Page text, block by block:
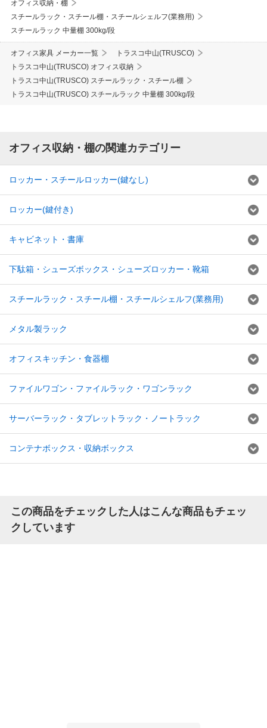
オフィス収納・棚
スチールラック・スチール棚・スチールシェルフ(業務用)
スチールラック 中量棚 300kg/段
オフィス家具 メーカー一覧
トラスコ中山(TRUSCO)
トラスコ中山(TRUSCO) オフィス収納
トラスコ中山(TRUSCO) スチールラック・スチール棚
トラスコ中山(TRUSCO) スチールラック 中量棚 300kg/段
オフィス収納・棚の関連カテゴリー
ロッカー・スチールロッカー(鍵なし)
ロッカー(鍵付き)
キャビネット・書庫
下駄箱・シューズボックス・シューズロッカー・靴箱
スチールラック・スチール棚・スチールシェルフ(業務用)
メタル製ラック
オフィスキッチン・食器棚
ファイルワゴン・ファイルラック・ワゴンラック
サーバーラック・タブレットラック・ノートラック
コンテナボックス・収納ボックス
この商品をチェックした人はこんな商品もチェッ
クしています